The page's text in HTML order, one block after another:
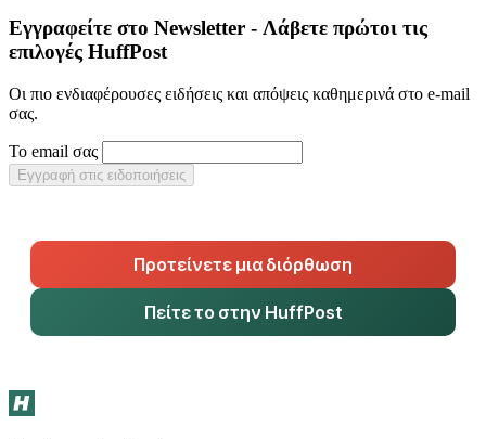
Εγγραφείτε στο Newsletter - Λάβετε πρώτοι τις
επιλογές HuffPost
Οι πιο ενδιαφέρουσες ειδήσεις και απόψεις καθημερινά στο e-mail
σας.
Το email σας
Εγγραφή στις ειδοποιήσεις
Προτείνετε μια διόρθωση
Πείτε το στην HuffPost